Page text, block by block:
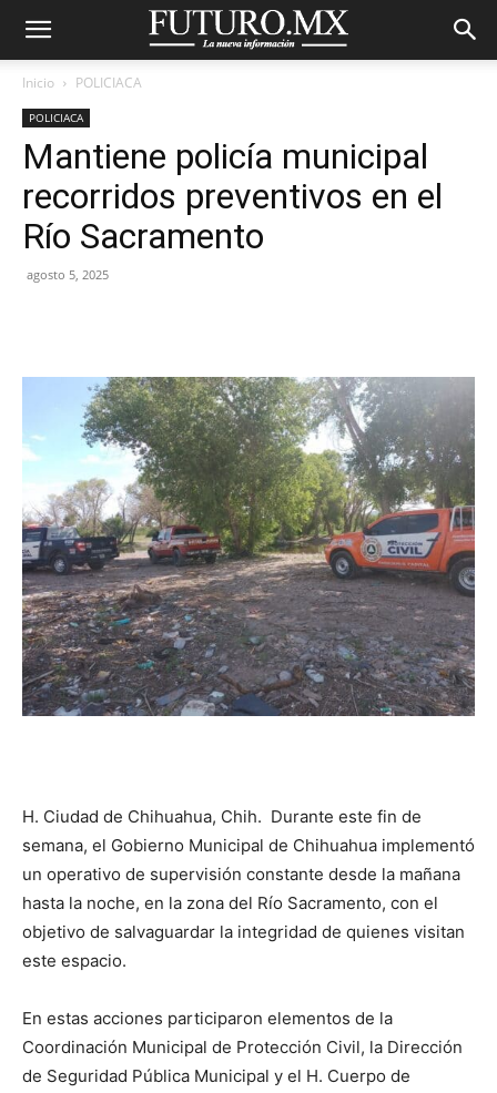
Inicio POLICIACA
POLICIACA
Mantiene policía municipal
recorridos preventivos en el
Río Sacramento
agosto 5, 2025
H. Ciudad de Chihuahua, Chih. Durante este fin de
semana, el Gobierno Municipal de Chihuahua implementó
un operativo de supervisión constante desde la mañana
hasta la noche, en la zona del Río Sacramento, con el
objetivo de salvaguardar la integridad de quienes visitan
este espacio.
En estas acciones participaron elementos de la
Coordinación Municipal de Protección Civil, la Dirección
de Seguridad Pública Municipal y el H. Cuerpo de